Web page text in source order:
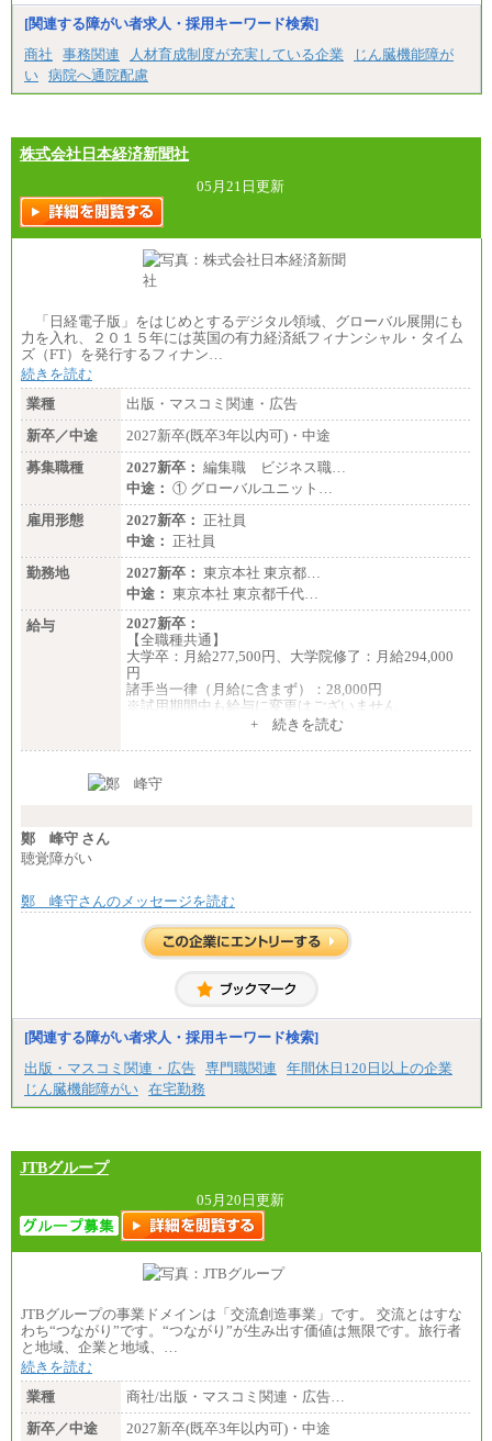
[関連する障がい者求人・採用キーワード検索]
商社
事務関連 人材育成制度が充実している企業
じん臓機能障が
い 病院へ通院配慮
株式会社日本経済新聞社
05月21日更新
「日経電子版」をはじめとするデジタル領域、グローバル展開にも
力を入れ、２０１５年には英国の有力経済紙フィナンシャル・タイム
ズ（FT）を発行するフィナン…
続きを読む
業種
出版・マスコミ関連・広告
新卒／中途
2027新卒(既卒3年以内可)・中途
募集職種
2027新卒： 編集職 ビジネス職…
中途： ① グローバルユニット…
雇用形態
2027新卒： 正社員
中途： 正社員
勤務地
2027新卒： 東京本社 東京都…
中途： 東京本社 東京都千代…
給与
2027新卒：
【全職種共通】
大学卒：月給277,500円、大学院修了：月給294,000
円
諸手当一律（月給に含まず）：28,000円
※試用期間中も給与に変更はございません
月給370,000円～
ます。
+ 続きを読む
鄭 峰守 さん
聴覚障がい
鄭 峰守さんのメッセージを読む
[関連する障がい者求人・採用キーワード検索]
出版・マスコミ関連・広告 専門職関連
年間休日120日以上の企業
じん臓機能障がい 在宅勤務
JTBグループ
05月20日更新
JTBグループの事業ドメインは「交流創造事業」です。 交流とはすな
わち“つながり”です。“つながり”が生み出す価値は無限です。旅行者
と地域、企業と地域、…
続きを読む
業種
商社/出版・マスコミ関連・広告…
新卒／中途
2027新卒(既卒3年以内可)・中途